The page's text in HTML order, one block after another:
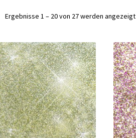
Ergebnisse 1 – 20 von 27 werden angezeigt